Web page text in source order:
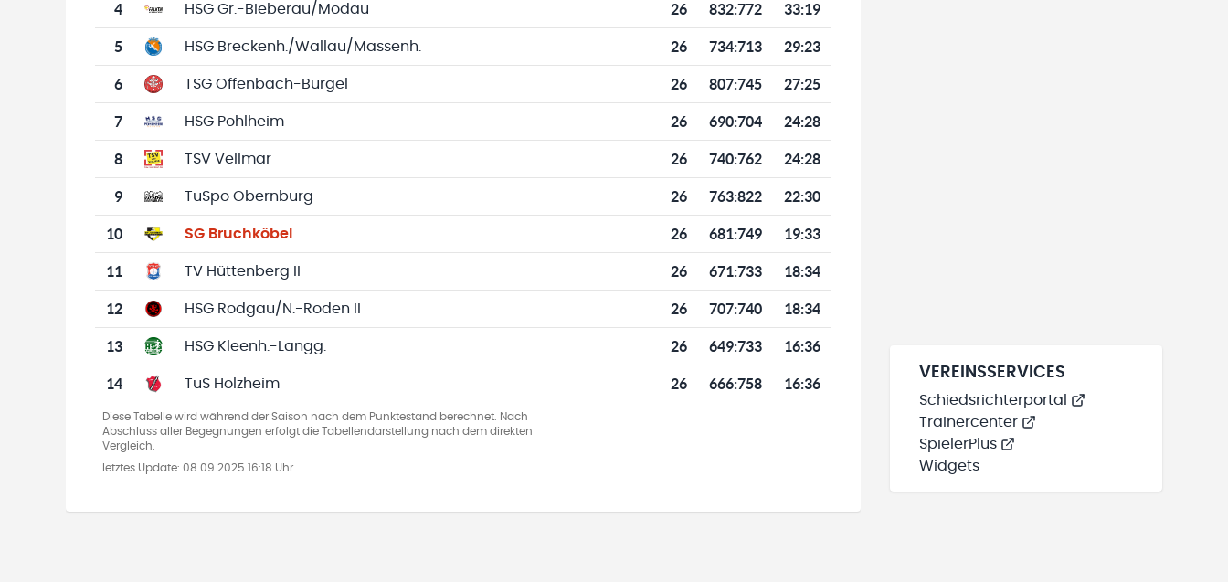
4 HSG Gr.-Bieberau/Modau 26 832:772 33:19
5 HSG Breckenh./Wallau/Massenh. 26 734:713 29:23
6 TSG Offenbach-Bürgel 26 807:745 27:25
7 HSG Pohlheim 26 690:704 24:28
8 TSV Vellmar 26 740:762 24:28
9 TuSpo Obernburg 26 763:822 22:30
10 SG Bruchköbel 26 681:749 19:33
11 TV Hüttenberg II 26 671:733 18:34
12 HSG Rodgau/N.-Roden II 26 707:740 18:34
13 HSG Kleenh.-Langg. 26 649:733 16:36
14 TuS Holzheim 26 666:758 16:36
Diese Tabelle wird während der Saison nach dem Punktestand berechnet. Nach
Abschluss aller Begegnungen erfolgt die Tabellendarstellung nach dem direkten
Vergleich.
letztes Update: 08.09.2025 16:18 Uhr
VEREINSSERVICES
Schiedsrichterportal
Trainercenter
SpielerPlus
Widgets